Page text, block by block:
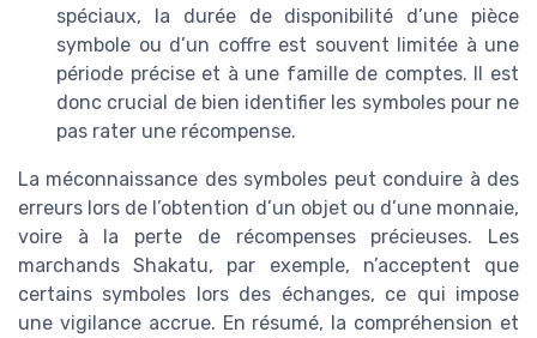
spéciaux, la durée de disponibilité d’une pièce
symbole ou d’un coffre est souvent limitée à une
période précise et à une famille de comptes. Il est
donc crucial de bien identifier les symboles pour ne
pas rater une récompense.
La méconnaissance des symboles peut conduire à des
erreurs lors de l’obtention d’un objet ou d’une monnaie,
voire à la perte de récompenses précieuses. Les
marchands Shakatu, par exemple, n’acceptent que
certains symboles lors des échanges, ce qui impose
une vigilance accrue. En résumé, la compréhension et